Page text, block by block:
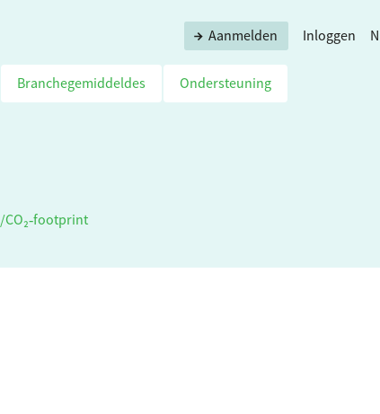
Aanmelden Inloggen
Branchegemiddeldes Ondersteuning
/CO₂‑footprint